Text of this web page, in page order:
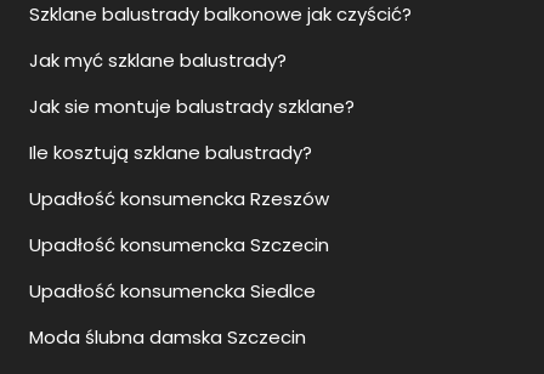
Szklane balustrady balkonowe jak czyścić?
Jak myć szklane balustrady?
Jak sie montuje balustrady szklane?
Ile kosztują szklane balustrady?
Upadłość konsumencka Rzeszów
Upadłość konsumencka Szczecin
Upadłość konsumencka Siedlce
Moda ślubna damska Szczecin